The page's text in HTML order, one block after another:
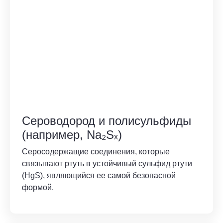
Сероводород и полисульфиды
(например, Na₂Sₓ)
Серосодержащие соединения, которые
связывают ртуть в устойчивый сульфид ртути
(HgS), являющийся ее самой безопасной
формой.